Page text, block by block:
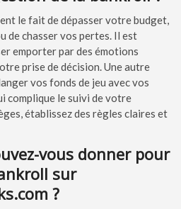
le fait de dépasser votre budget,
de chasser vos pertes. Il est
emporter par des émotions
prise de décision. Une autre
vos fonds de jeu avec vos
complique le suivi de votre
établissez des règles claires et
vous donner pour
sur
?